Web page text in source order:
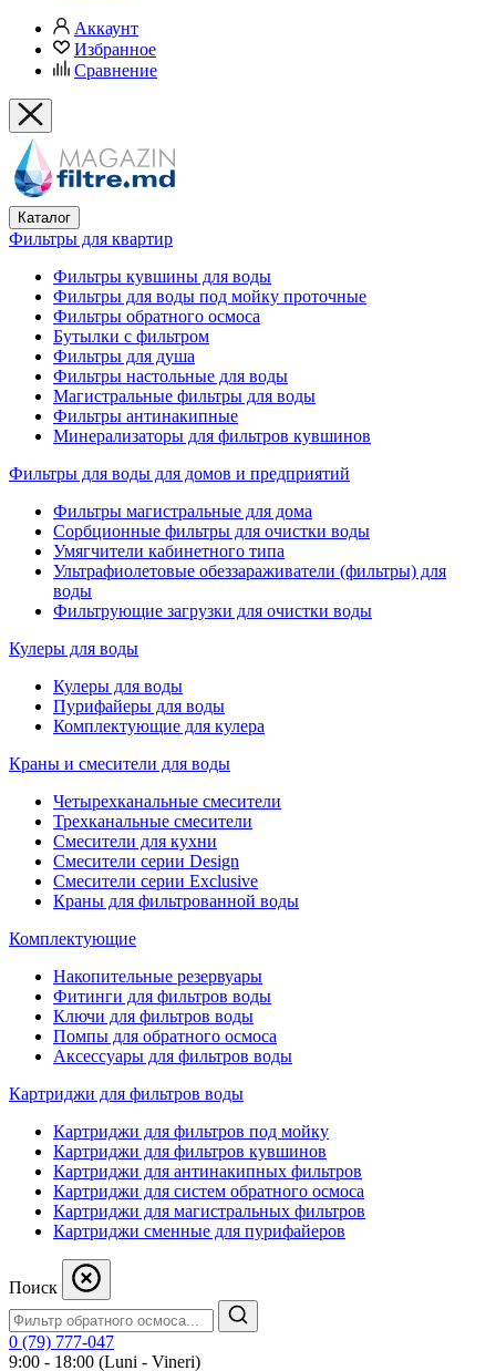
Аккаунт
Избранное
Сравнение
Каталог
Фильтры для квартир
Фильтры кувшины для воды
Фильтры для воды под мойку проточные
Фильтры обратного осмоса
Бутылки с фильтром
Фильтры для душа
Фильтры настольные для воды
Магистральные фильтры для воды
Фильтры антинакипные
Минерализаторы для фильтров кувшинов
Фильтры для воды для домов и предприятий
Фильтры магистральные для дома
Сорбционные фильтры для очистки воды
Умягчители кабинетного типа
Ультрафиолетовые обеззараживатели (фильтры) для
воды
Фильтрующие загрузки для очистки воды
Кулеры для воды
Кулеры для воды
Пурифайеры для воды
Комплектующие для кулера
Краны и смесители для воды
Четырехканальные смесители
Трехканальные смесители
Смесители для кухни
Смесители серии Design
Смесители серии Exclusive
Краны для фильтрованной воды
Комплектующие
Накопительные резервуары
Фитинги для фильтров воды
Ключи для фильтров воды
Помпы для обратного осмоса
Аксессуары для фильтров воды
Картриджи для фильтров воды
Картриджи для фильтров под мойку
Картриджи для фильтров кувшинов
Картриджи для антинакипных фильтров
Картриджи для систем обратного осмоса
Картриджи для магистральных фильтров
Картриджи сменные для пурифайеров
Поиск
0 (79) 777-047
9:00 - 18:00 (Luni - Vineri)